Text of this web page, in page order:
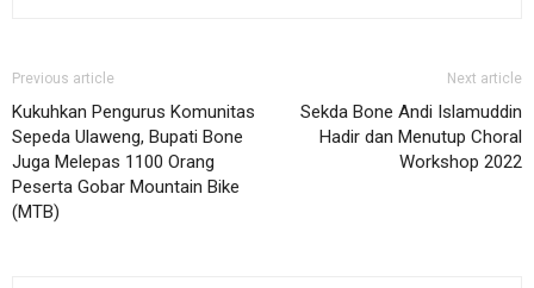
Previous article
Kukuhkan Pengurus Komunitas
Sepeda Ulaweng, Bupati Bone
Juga Melepas 1100 Orang
Peserta Gobar Mountain Bike
(MTB)
Next article
Sekda Bone Andi Islamuddin
Hadir dan Menutup Choral
Workshop 2022